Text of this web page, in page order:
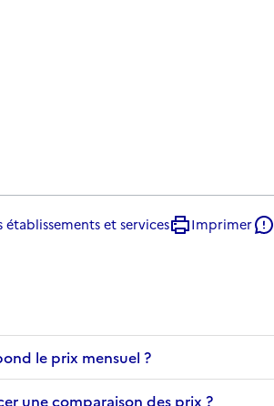
et services Imprimer
le prix mensuel ?
une comparaison des prix ?